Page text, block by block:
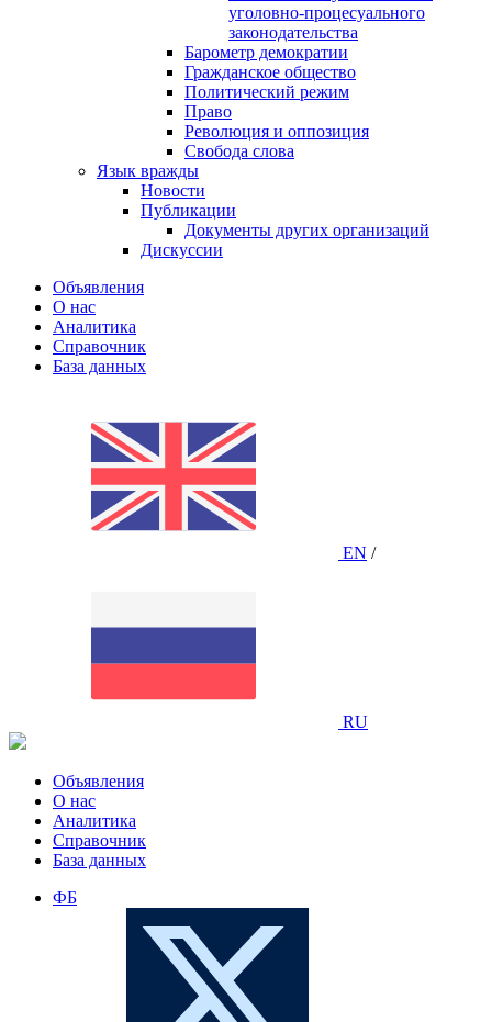
уголовно-процесуального
законодательства
Барометр демократии
Гражданское общество
Политический режим
Право
Революция и оппозиция
Свобода слова
Язык вражды
Новости
Публикации
Документы других организаций
Дискуссии
Объявления
О нас
Аналитика
Справочник
База данных
EN /
RU
Объявления
О нас
Аналитика
Справочник
База данных
ФБ